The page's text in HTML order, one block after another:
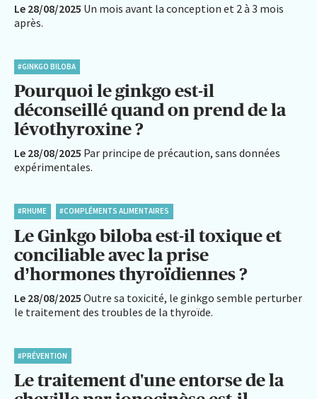
Le 28/08/2025 Un mois avant la conception et 2 à 3 mois
après.
#GINKGO BILOBA
Pourquoi le ginkgo est-il
déconseillé quand on prend de la
lévothyroxine ?
Le 28/08/2025 Par principe de précaution, sans données
expérimentales.
#RHUME #COMPLÉMENTS ALIMENTAIRES
Le Ginkgo biloba est-il toxique et
conciliable avec la prise
d’hormones thyroïdiennes ?
Le 28/08/2025 Outre sa toxicité, le ginkgo semble perturber
le traitement des troubles de la thyroïde.
#PRÉVENTION
Le traitement d'une entorse de la